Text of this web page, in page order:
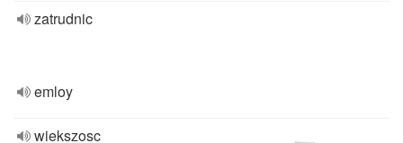
zatrudnic
emloy
wiekszosc